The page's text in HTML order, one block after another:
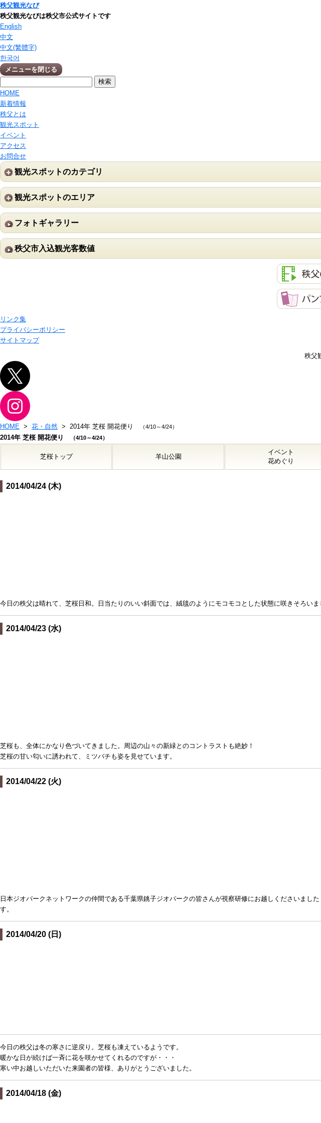
秩父観光なび
秩父観光なびは秩父市公式サイトです
English
中文
中文(繁體字)
한국어
メニューを閉じる
HOME
新着情報
秩父とは
観光スポット
イベント
アクセス
お問合せ
観光スポットのカテゴリ
観光スポットのエリア
フォトギャラリー
秩父市入込観光客数値
リンク集
プライバシーポリシー
サイトマップ
秩父
HOME > 花・自然 > 2014年 芝桜 開花便り （4/10～4/24）
2014年 芝桜 開花便り （4/10～4/24）
芝桜トップ 羊山公園
イベント
花めぐり
2014/04/24 (木)
今日の秩父は晴れて、芝桜日和。日当たりのいい斜面では、絨毯のようにモコモコとした状態に咲きそろい
2014/04/23 (水)
芝桜も、全体にかなり色づいてきました。周辺の山々の新緑とのコントラストも絶妙！
芝桜の甘い匂いに誘われて、ミツバチも姿を見せています。
2014/04/22 (火)
日本ジオパークネットワークの仲間である千葉県銚子ジオパークの皆さんが視察研修にお越しくださいま
す。
2014/04/20 (日)
今日の秩父は冬の寒さに逆戻り。芝桜も凍えているようです。
暖かな日が続けば一斉に花を咲かせてくれるのですが・・・
寒い中お越しいただいた来園者の皆様、ありがとうございました。
2014/04/18 (金)